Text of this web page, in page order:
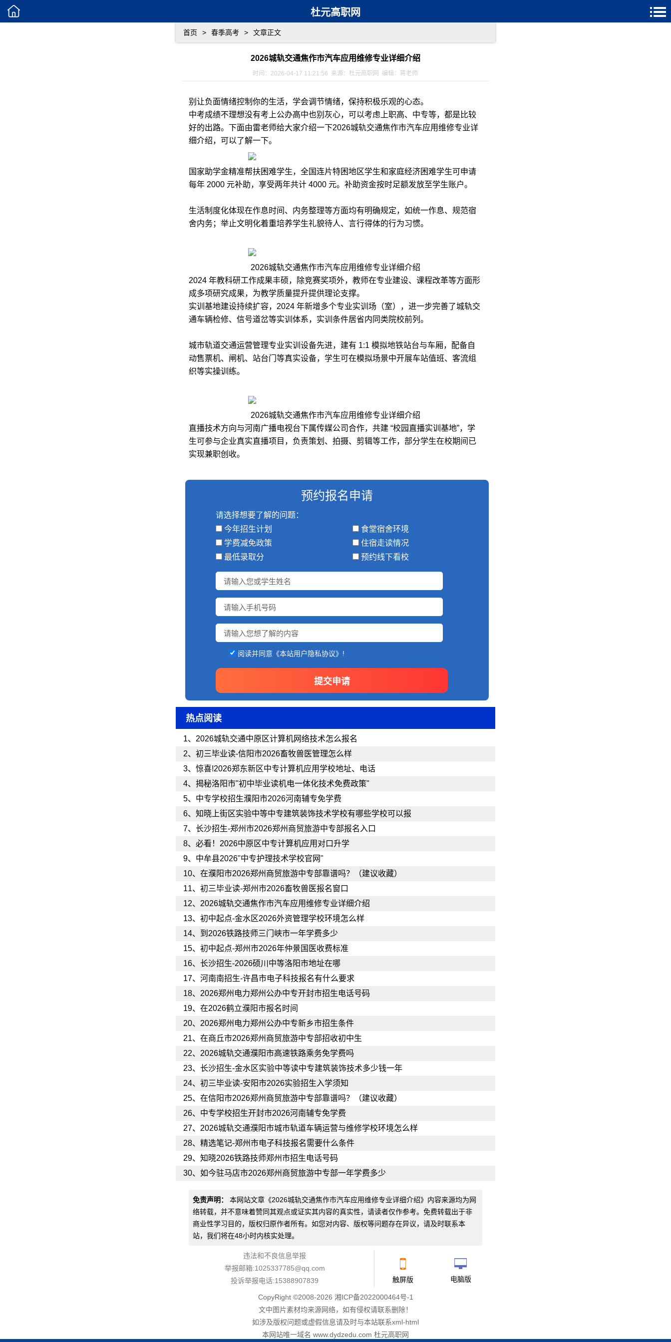
杜元高职网
首页 > 春季高考 > 文章正文
2026城轨交通焦作市汽车应用维修专业详细介绍
时间：2026-04-17 11:21:56 来源：杜元高职网 编辑：蒋老师
别让负面情绪控制你的生活，学会调节情绪，保持积极乐观的心态。​
中考成绩不理想没有考上公办高中也别灰心，可以考虑上职高、中专等，都是比较
好的出路。下面由雷老师给大家介绍一下2026城轨交通焦作市汽车应用维修专业详
细介绍，可以了解一下。
国家助学金精准帮扶困难学生，全国连片特困地区学生和家庭经济困难学生可申请
每年 2000 元补助，享受两年共计 4000 元。补助资金按时足额发放至学生账户。​
生活制度化体现在作息时间、内务整理等方面均有明确规定，如统一作息、规范宿
舍内务；举止文明化着重培养学生礼貌待人、言行得体的行为习惯。​
2026城轨交通焦作市汽车应用维修专业详细介绍
2024 年教科研工作成果丰硕，除竞赛奖项外，教师在专业建设、课程改革等方面形
成多项研究成果，为教学质量提升提供理论支撑。​
实训基地建设持续扩容，2024 年新增多个专业实训场（室），进一步完善了城轨交
通车辆检修、信号道岔等实训体系，实训条件居省内同类院校前列。​
城市轨道交通运营管理专业实训设备先进，建有 1:1 模拟地铁站台与车厢，配备自
动售票机、闸机、站台门等真实设备，学生可在模拟场景中开展车站值班、客流组
织等实操训练。​
2026城轨交通焦作市汽车应用维修专业详细介绍
直播技术方向与河南广播电视台下属传媒公司合作，共建 “校园直播实训基地”，学
生可参与企业真实直播项目，负责策划、拍摄、剪辑等工作，部分学生在校期间已
实现兼职创收。​
预约报名申请
请选择想要了解的问题：
今年招生计划
食堂宿舍环境
学费减免政策
住宿走读情况
最低录取分
预约线下看校
阅读并同意《本站用户隐私协议》!
热点阅读
1、 2026城轨交通中原区计算机网络技术怎么报名
2、 初三毕业读-信阳市2026畜牧兽医管理怎么样
3、 惊喜!2026郑东新区中专计算机应用学校地址、电话
4、 揭秘洛阳市"初中毕业读机电一体化技术免费政策"
5、 中专学校招生濮阳市2026河南辅专免学费
6、 知晓上街区实验中等中专建筑装饰技术学校有哪些学校可以报
7、 长沙招生-郑州市2026郑州商贸旅游中专部报名入口
8、 必看！2026中原区中专计算机应用对口升学
9、 中牟县2026"中专护理技术学校官网"
10、 在濮阳市2026郑州商贸旅游中专部靠谱吗？（建议收藏）
11、 初三毕业读-郑州市2026畜牧兽医报名窗口
12、 2026城轨交通焦作市汽车应用维修专业详细介绍
13、 初中起点-金水区2026外资管理学校环境怎么样
14、 到2026铁路技师三门峡市一年学费多少
15、 初中起点-郑州市2026年仲景国医收费标准
16、 长沙招生-2026硕川中等洛阳市地址在哪
17、 河南南招生-许昌市电子科技报名有什么要求
18、 2026郑州电力郑州公办中专开封市招生电话号码
19、 在2026鹤立濮阳市报名时间
20、 2026郑州电力郑州公办中专新乡市招生条件
21、 在商丘市2026郑州商贸旅游中专部招收初中生
22、 2026城轨交通濮阳市高速铁路乘务免学费吗
23、 长沙招生-金水区实验中等读中专建筑装饰技术多少钱一年
24、 初三毕业读-安阳市2026实验招生入学须知
25、 在信阳市2026郑州商贸旅游中专部靠谱吗？（建议收藏）
26、 中专学校招生开封市2026河南辅专免学费
27、 2026城轨交通濮阳市城市轨道车辆运营与维修学校环境怎么样
28、 精选笔记-郑州市电子科技报名需要什么条件
29、 知晓2026铁路技师郑州市招生电话号码
30、 如今驻马店市2026郑州商贸旅游中专部一年学费多少
免责声明： 本网站文章《2026城轨交通焦作市汽车应用维修专业详细介绍》内容来源均为网
络转载，并不意味着赞同其观点或证实其内容的真实性，请读者仅作参考。免费转载出于非
商业性学习目的，版权归原作者所有。如您对内容、版权等问题存在异议，请及时联系本
站，我们将在48小时内核实处理。
违法和不良信息举报
举报邮箱:1025337785@qq.com
投诉举报电话:15388907839
触屏版 电脑版
CopyRight ©2008-2026 湘ICP备2022000464号-1
文中图片素材均来源网络，如有侵权请联系删除！
如涉及版权问题或虚假信息请及时与本站联系xml-html
本网站唯一域名 www.dydzedu.com 杜元高职网